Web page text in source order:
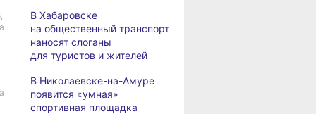
В Хабаровске
на общественный транспорт
наносят слоганы
для туристов и жителей
В Николаевске-на-Амуре
появится «умная»
спортивная площадка